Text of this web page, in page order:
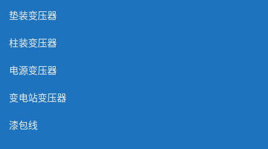
垫装变压器
柱装变压器
电源变压器
变电站变压器
漆包线